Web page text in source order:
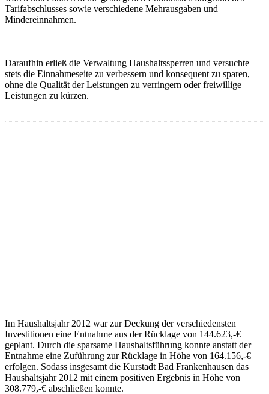
Tarifabschlusses sowie verschiedene Mehrausgaben und
Mindereinnahmen.
Daraufhin erließ die Verwaltung Haushaltssperren und versuchte
stets die Einnahmeseite zu verbessern und konsequent zu sparen,
ohne die Qualität der Leistungen zu verringern oder freiwillige
Leistungen zu kürzen.
Im Haushaltsjahr 2012 war zur Deckung der verschiedensten
Investitionen eine Entnahme aus der Rücklage von 144.623,-€
geplant. Durch die sparsame Haushaltsführung konnte anstatt der
Entnahme eine Zuführung zur Rücklage in Höhe von 164.156,-€
erfolgen. Sodass insgesamt die Kurstadt Bad Frankenhausen das
Haushaltsjahr 2012 mit einem positiven Ergebnis in Höhe von
308.779,-€ abschließen konnte.